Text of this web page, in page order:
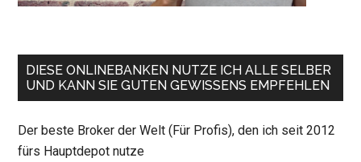
DIESE ONLINEBANKEN NUTZE ICH ALLE SELBER
UND KANN SIE GUTEN GEWISSENS EMPFEHLEN
Der beste Broker der Welt (Für Profis), den ich seit 2012
fürs Hauptdepot nutze